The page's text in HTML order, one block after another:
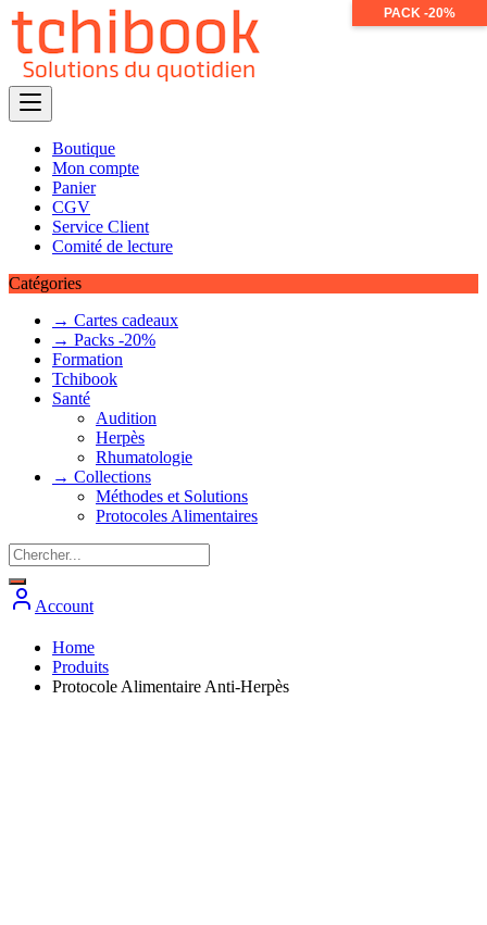
Skip
content
Boutique
Mon compte
Panier
CGV
Service Client
Comité de lecture
Catégories
→ Cartes cadeaux
→ Packs -20%
Formation
Tchibook
Santé
Audition
Herpès
Rhumatologie
→ Collections
Méthodes et Solutions
Protocoles Alimentaires
Account
Home
Produits
Protocole Alimentaire Anti-Herpès
PACK -20%